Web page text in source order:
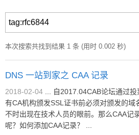
本次搜索共找到结果 1 条 (用时 0.002 秒)
DNS 一站到家之 CAA 记录
2018-02-04
有CA机构颁发SSL证书前必须对颁发的域
不时出现在技术人员的眼前。那么CAA记
呢？如何添加CAA记录？ ...